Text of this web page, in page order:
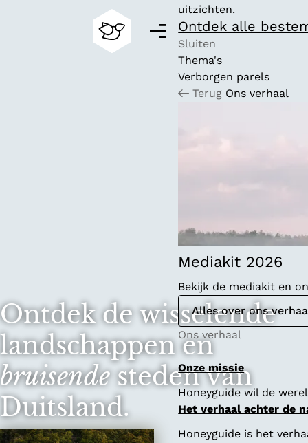
e
M
uitzichten.
Ontdek alle
Sluiten
Thema's
Verborgen parels
Terug Ons verhaal
Mediakit 2026
Bekijk de mediakit en
Alles over ons
Ons verhaal
Onze missie
Honeyguide wil de
Het verhaal achter de
Honeyguide is het
Ontdek de wisselende
landschappen en
bruisendesteden van
Duitsland.